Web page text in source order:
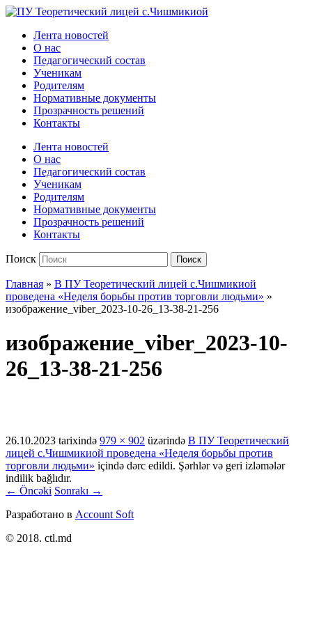
Официальный сайт учебного заведения
Лента новостей
О нас
Педагогический состав
Ученикам
Родителям
Нормативные документы
Прозрачность решений
Контакты
Лента новостей
О нас
Педагогический состав
Ученикам
Родителям
Нормативные документы
Прозрачность решений
Контакты
Поиск Поиск
Главная » В ПУ Теоретический лицей с.Чишмикиой
проведена «Неделя борьбы против торговли людьми» »
изображение_viber_2023-10-26_13-38-21-256
изображение_viber_2023-10-
26_13-38-21-256
26.10.2023 tarixində 979 × 902 üzərində В ПУ Теоретический
лицей с.Чишмикиой проведена «Неделя борьбы против
торговли людьми» içində dərc edildi. Şərhlər və geri izləmələr
indilik bağlıdır.
← Öncəki Sonrakı →
Разработано в Account Soft
© 2018. ctl.md